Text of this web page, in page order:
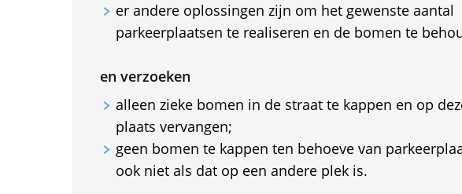
er andere oplossingen zijn om het gewenste aantal
parkeerplaatsen te realiseren en de bomen te
en verzoeken
alleen zieke bomen in de straat te kappen en op
plaats vervangen;
geen bomen te kappen ten behoeve van
ook niet als dat op een andere plek is.